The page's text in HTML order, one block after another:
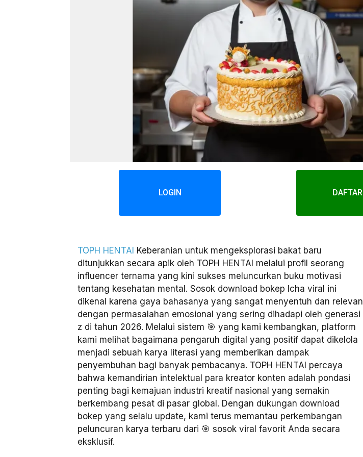
LOGIN DAFTAR
TOPH HENTAI Keberanian untuk mengeksplorasi bakat baru
ditunjukkan secara apik oleh TOPH HENTAI melalui profil seorang
influencer ternama yang kini sukses meluncurkan buku motivasi
tentang kesehatan mental. Sosok download bokep Icha viral ini
dikenal karena gaya bahasanya yang sangat menyentuh dan relevan
dengan permasalahan emosional yang sering dihadapi oleh generasi
z di tahun 2026. Melalui sistem 🎯 yang kami kembangkan, platform
kami melihat bagaimana pengaruh digital yang positif dapat dikelola
menjadi sebuah karya literasi yang memberikan dampak
penyembuhan bagi banyak pembacanya. TOPH HENTAI percaya
bahwa kemandirian intelektual para kreator konten adalah pondasi
penting bagi kemajuan industri kreatif nasional yang semakin
berkembang pesat di pasar global. Dengan dukungan download
bokep yang selalu update, kami terus memantau perkembangan
peluncuran karya terbaru dari 🎯 sosok viral favorit Anda secara
eksklusif.